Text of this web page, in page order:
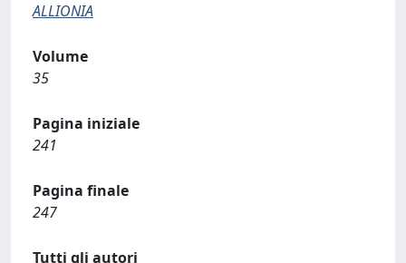
ALLIONIA
Volume
35
Pagina iniziale
241
Pagina finale
247
Tutti gli autori